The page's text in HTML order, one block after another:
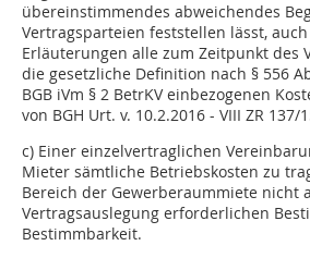
übereinstimmendes abweichendes
Vertragsparteien feststellen lässt,
Erläuterungen alle zum Zeitpunkt des
die gesetzliche Definition nach § 556
BGB iVm § 2 BetrKV einbezogenen
von BGH Urt. v. 10.2.2016 - VIII ZR 137/
c) Einer einzelvertraglichen
Mieter sämtliche Betriebskosten zu
Bereich der Gewerberaummiete nicht
Vertragsauslegung erforderlichen
Bestimmbarkeit.